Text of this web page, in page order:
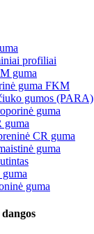
profiliai
guma
guma FKM
gumos (PARA)
guma
guma
CR guma
guma
guma